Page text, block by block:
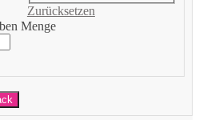
Zurücksetzen
Menge